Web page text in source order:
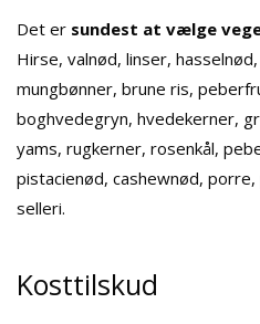
Det er sundest at vælge
Hirse, valnød, linser,
mungbønner, brune ris,
boghvedegryn, hvedekerner,
yams, rugkerner, rosenkål,
pistacienød, cashewnød,
selleri.
Kosttilskud